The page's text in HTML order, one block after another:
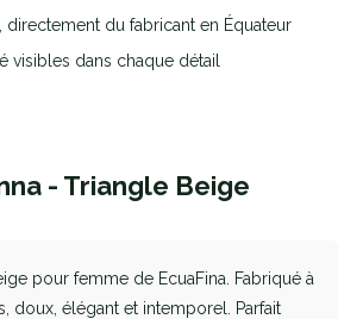
directement du fabricant en Équateur
visibles dans chaque détail
- Triangle Beige
pour femme de EcuaFina. Fabriqué à
doux, élégant et intemporel. Parfait